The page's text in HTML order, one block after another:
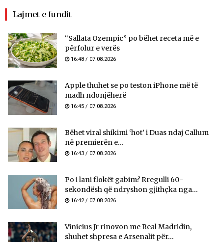
Lajmet e fundit
“Sallata Ozempic” po bëhet receta më e
përfolur e verës
16:48 / 07.08.2026
Apple thuhet se po teston iPhone më të
madh ndonjëherë
16:45 / 07.08.2026
Bëhet viral shikimi ‘hot’ i Duas ndaj Callum
në premierën e...
16:43 / 07.08.2026
Po i lani flokët gabim? Rregulli 60-
sekondësh që ndryshon gjithçka nga...
16:42 / 07.08.2026
Vinicius Jr rinovon me Real Madridin,
shuhet shpresa e Arsenalit për...